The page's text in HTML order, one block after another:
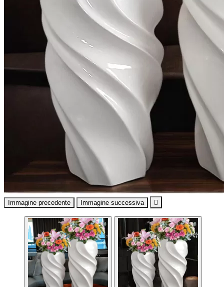
Immagine precedente Immagine successiva 